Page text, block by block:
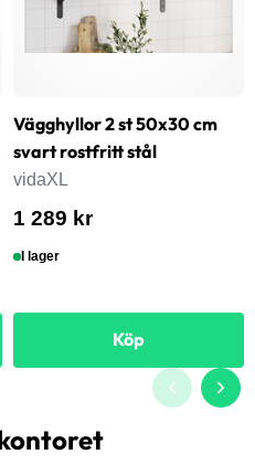
Vägghyllor 2 st 50x30 cm
svart rostfritt stål
vidaXL
1 289 kr
I lager
Köp